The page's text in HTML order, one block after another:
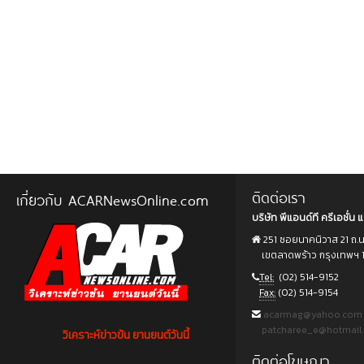
เกี่ยวกับ ACARNewsOnline.com
วิเคราะห์ข่าวข้น ยานยนต์วันนี้
ติดต่อเรา
บริษัท พีแอนด์ที ครีเอชั่น
251 ซอยนาคนิวาส 21 ถ
เขตลาดพร้าว กรุงเทพฯ
Tel: (02) 514-9152
Fax: (02) 514-9154
acarmag@yahoo.com
ติดต่อโฆษณา